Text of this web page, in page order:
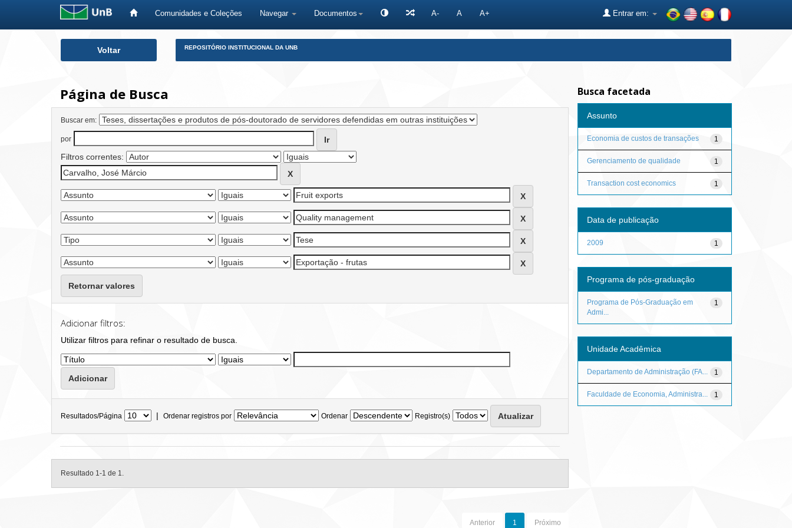
Comunidades e Coleções Navegar Documentos A- A A+ Entrar em:
Voltar REPOSITÓRIO INSTITUCIONAL DA UNB
Página de Busca
Buscar em:
por
Filtros correntes:
Retornar valores
Adicionar filtros:
Utilizar filtros para refinar o resultado de busca.
Resultados/Página | Ordenar registros por Ordenar Registro(s)
Resultado 1-1 de 1.
Anterior 1 Próximo
Busca facetada
Assunto
1
Economia de custos de transações
1
Gerenciamento de qualidade
1
Transaction cost economics
Data de publicação
1
2009
Programa de pós-graduação
1
Programa de Pós-Graduação em
Admi...
Unidade Acadêmica
1
Departamento de Administração (FA...
1
Faculdade de Economia, Administra...